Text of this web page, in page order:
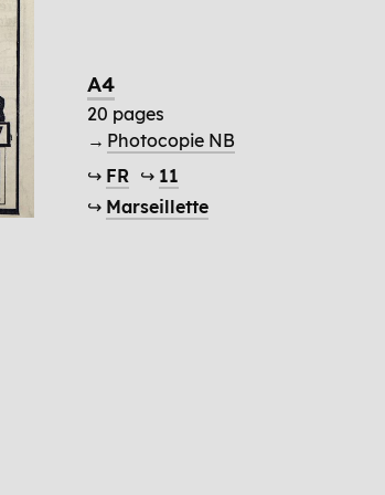
A4
20 pages
→ Photocopie NB
↪ FR ↪ 11
↪ Marseillette